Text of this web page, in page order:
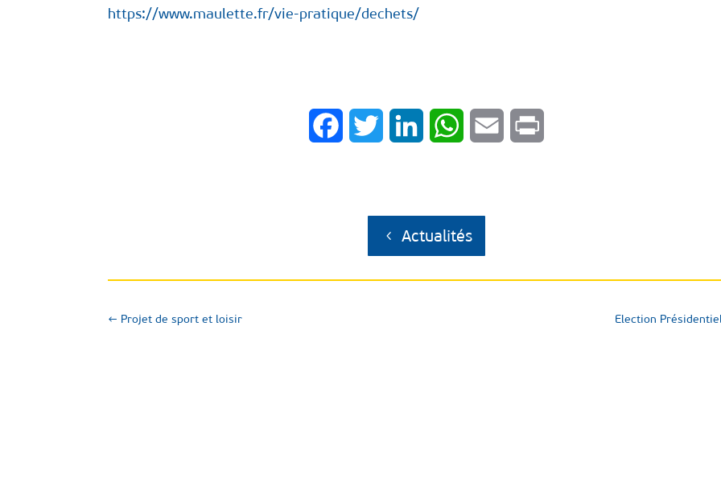
https://www.maulette.fr/vie-pratique/dechets/
FacebookTwitter LinkedIn WhatsAppEmail
Actualités
← Projet de sport et loisir Election